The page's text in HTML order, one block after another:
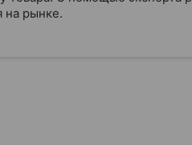
на рынке.